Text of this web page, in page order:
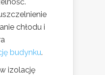
chłodu i
budynku.
izolację